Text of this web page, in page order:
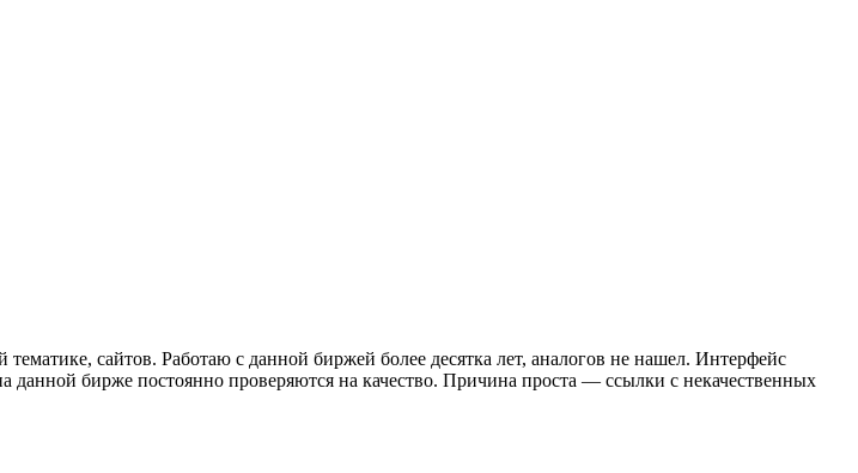
сайтов. Работаю с данной биржей более десятка лет, аналогов не нашел. Интерфейс
данной бирже постоянно проверяются на качество. Причина проста — ссылки с некачественных